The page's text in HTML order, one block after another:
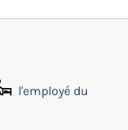
l'employé du